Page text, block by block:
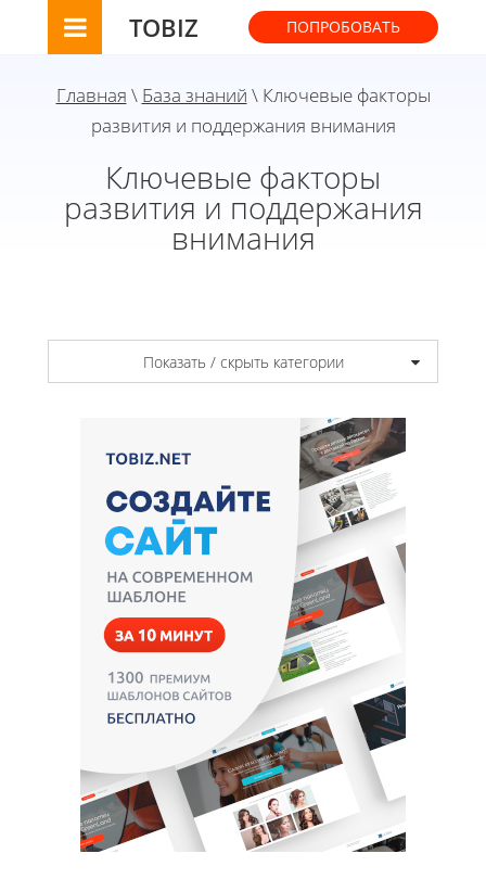
TOBIZ ПОПРОБОВАТЬ
Главная \ База знаний \ Ключевые факторы
развития и поддержания внимания
Ключевые факторы
развития и поддержания
внимания
Показать / скрыть категории